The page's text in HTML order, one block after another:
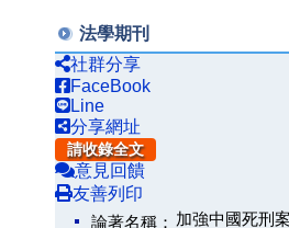
法學期刊
社群分享
FaceBook
Line
分享網址
請收錄全文
意見回饋
友善列印
論著名稱： 加強中國死刑